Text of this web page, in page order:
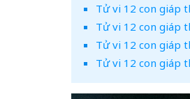
Tử vi 12 con giáp
Tử vi 12 con giáp
Tử vi 12 con giáp
Tử vi 12 con giáp